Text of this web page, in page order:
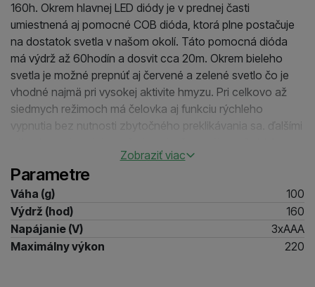
160h. Okrem hlavnej LED diódy je v prednej časti
umiestnená aj pomocné COB dióda, ktorá plne postačuje
na dostatok svetla v našom okolí. Táto pomocná dióda
má výdrž až 60hodín a dosvit cca 20m. Okrem bieleho
svetla je možné prepnúť aj červené a zelené svetlo čo je
vhodné najmä pri vysokej aktivite hmyzu. Pri celkovo až
siedmych režimoch má čelovka aj funkciu rýchleho
vypnutia bez nutnosti zbytočného preklikávania sa. ďalšími
reflexný pásik či naklápanie tela čelovky.
Zobraziť viac
Parametre
Váha (g)
100
Výdrž (hod)
160
Napájanie (V)
3xAAA
Maximálny výkon
220